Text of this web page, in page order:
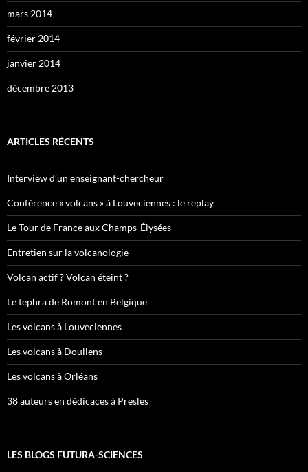
mars 2014
février 2014
janvier 2014
décembre 2013
ARTICLES RÉCENTS
Interview d’un enseignant-chercheur
Conférence « volcans » à Louveciennes : le replay
Le Tour de France aux Champs-Élysées
Entretien sur la volcanologie
Volcan actif ? Volcan éteint ?
Le tephra de Romont en Belgique
Les volcans à Louveciennes
Les volcans à Doullens
Les volcans à Orléans
38 auteurs en dédicaces à Presles
LES BLOGS FUTURA-SCIENCES